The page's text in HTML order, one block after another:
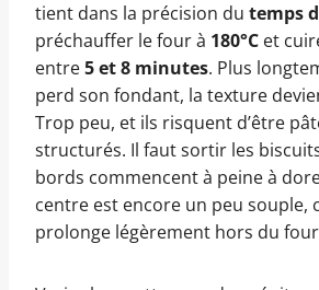
tient dans la précision du temps
préchauffer le four à 180°C et
entre5 et 8 minutes. Plus
perd son fondant, la texture
Trop peu, et ils risquent d’être
structurés. Il faut sortir les
bords commencent à peine à
centre est encore un peu souple,
prolonge légèrement hors du